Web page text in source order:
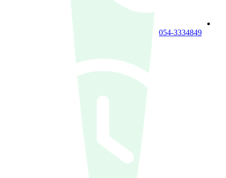
054-3334849